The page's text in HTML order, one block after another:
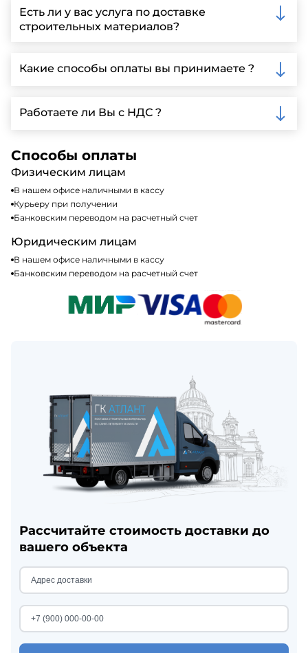
запрос через нашу официальную почту или
заполнить форму на нашем сайте для более
детальной информации и организации встречи.
Есть ли у вас услуга по доставке
строительных материалов?
Ленинградской области, у нас собственный
автопарк, для обеспечения быстрой и надежной
Какие способы оплаты вы принимаете ?
включая наличные, банковские переводы,
кредитные карты. Подробную информацию о
Работаете ли Вы с НДС ?
налогообложения, т.е с НДС 20%
Способы оплаты
Физическим лицам
В нашем офисе наличными в кассу
Курьеру при получении
Банковским переводом на расчетный счет
Юридическим лицам
В нашем офисе наличными в кассу
Банковским переводом на расчетный счет
Рассчитайте стоимость доставки до
вашего объекта